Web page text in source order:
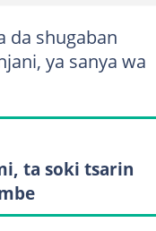
da shugaban
ya sanya wa
ta soki tsarin